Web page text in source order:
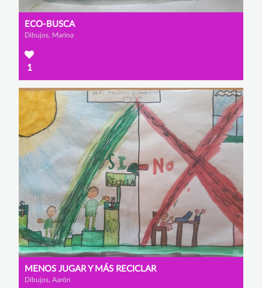
ECO-BUSCA
Dibujos, Marina
1
MENOS JUGAR Y MÁS RECICLAR
Dibujos, Aarón